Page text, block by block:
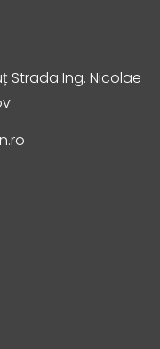
Strada Ing. Nicolae